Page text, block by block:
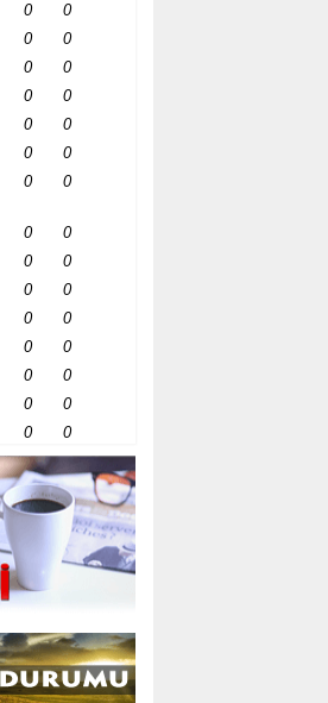
0
0
0
0
0
0
0
0
0
0
0
0
0 0
0
0
0
0
0
0
0
0
0
0
0
0
0
0
0 0